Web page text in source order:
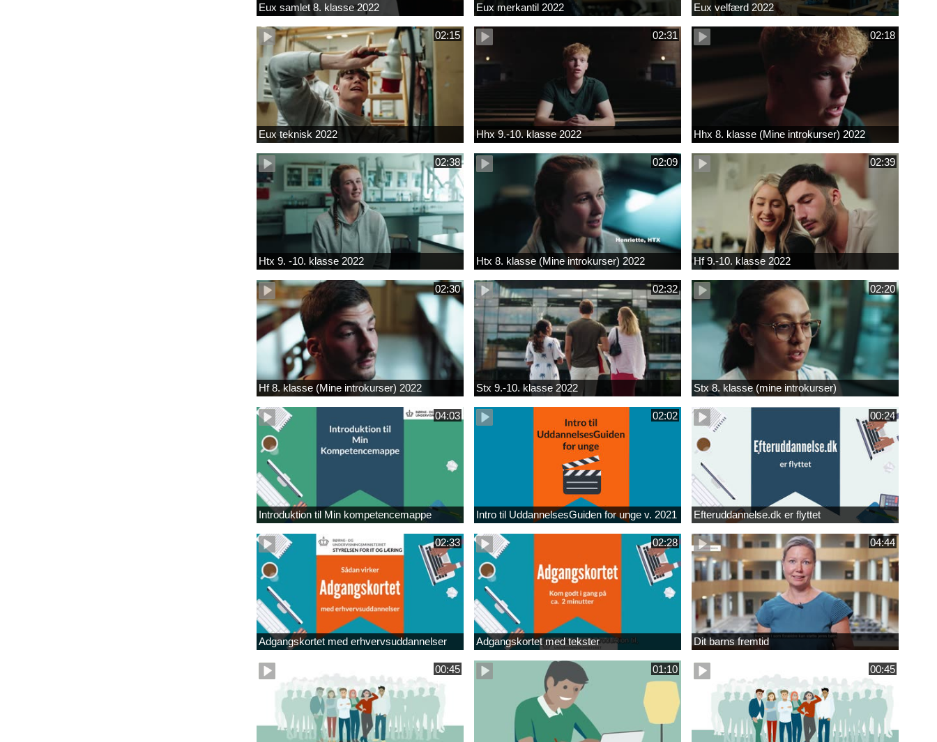
Eux samlet 8. klasse 2022 Eux merkantil 2022 Eux velfærd 2022
02:15
Eux teknisk 2022
02:31
Hhx 9.-10. klasse 2022
02:18
Hhx 8. klasse (Mine introkurser) 2022
02:38
Htx 9. -10. klasse 2022
02:09
Htx 8. klasse (Mine introkurser) 2022
02:39
Hf 9.-10. klasse 2022
02:30
Hf 8. klasse (Mine introkurser) 2022
02:32
Stx 9.-10. klasse 2022
02:20
Stx 8. klasse (mine introkurser)
04:03
Introduktion til Min kompetencemappe
02:02
Intro til UddannelsesGuiden for unge v. 2021
00:24
Efteruddannelse.dk er flyttet
02:33
Adgangskortet med erhvervsuddannelser
02:28
Adgangskortet med tekster
04:44
Dit barns fremtid
00:45 01:10 00:45